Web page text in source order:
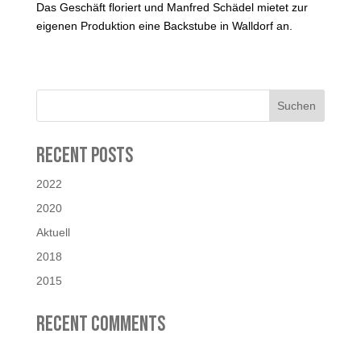
Das Geschäft floriert und Manfred Schädel mietet zur
eigenen Produktion eine Backstube in Walldorf an.
Suchen
Recent Posts
2022
2020
Aktuell
2018
2015
Recent Comments